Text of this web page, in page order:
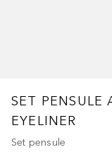
SET PENSULE
EYELINER
Set pensule